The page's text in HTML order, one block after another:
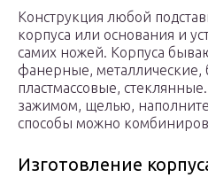
Конструкция любой
корпуса или основания и
самих ножей. Корпуса
фанерные, металлические,
пластмассовые,
зажимом, щелью,
способы можно
Изготовление